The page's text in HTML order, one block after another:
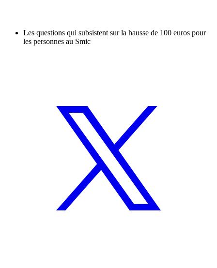
Les questions qui subsistent sur la hausse de 100 euros pour
les personnes au Smic